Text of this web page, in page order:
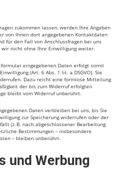
zukommen lassen, werden Ihre Angaben
von Ihnen dort angegebenen Kontaktdaten
für den Fall von Anschlussfragen bei uns
nicht ohne Ihre Einwilligung weiter.
eingegebenen Daten erfolgt somit
(Art. 6 Abs. 1 lit. a DSGVO). Sie
Dazu reicht eine formlose Mitteilung
der bis zum Widerruf erfolgten
bleibt vom Widerruf unberührt.
Daten verbleiben bei uns, bis Sie
zur Speicherung widerrufen oder der
(z.B. nach abgeschlossener Bearbeitung
Bestimmungen – insbesondere
– bleiben unberührt.
und Werbung